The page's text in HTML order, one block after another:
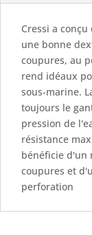
Cressi a
une bonne
coupures, au
rend idéaux
sous-marine.
toujours le
pression de
résistance
bénéficie d'un
coupures et
perforation